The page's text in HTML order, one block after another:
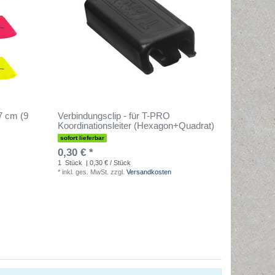
cm (9
Verbindungsclip - für T-PRO
Koordinationsleiter (Hexagon+Quadrat)
sofort lieferbar
0,30 € *
1 Stück
| 0,30 € / Stück
* inkl. ges. MwSt. zzgl. Versandkosten